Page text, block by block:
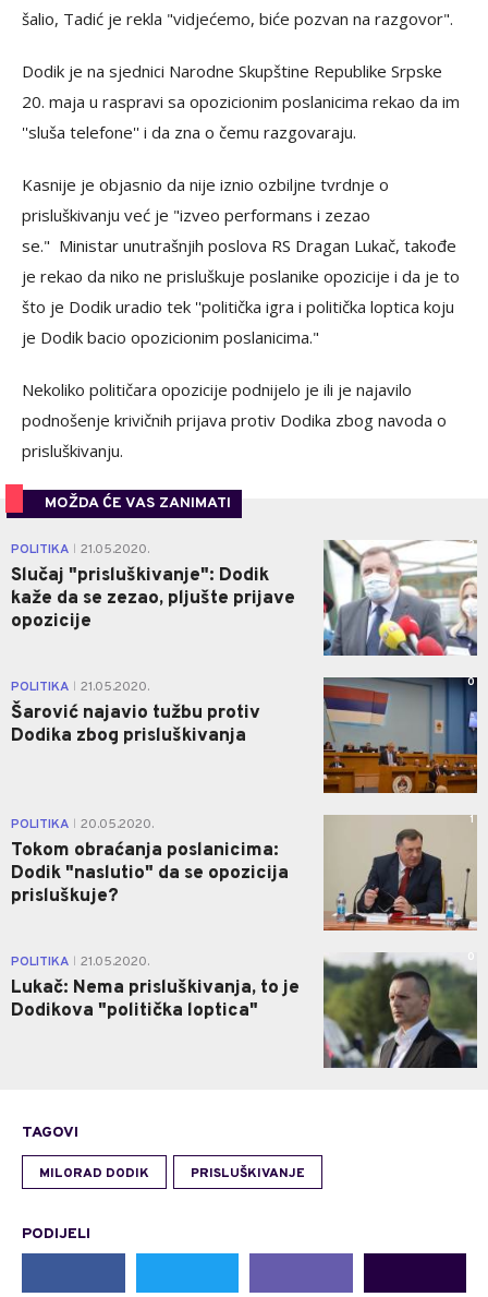
šalio, Tadić je rekla "vidjećemo, biće pozvan na razgovor".
Dodik je na sjednici Narodne Skupštine Republike Srpske
20. maja u raspravi sa opozicionim poslanicima rekao da im
''sluša telefone'' i da zna o čemu razgovaraju.
Kasnije je objasnio da nije iznio ozbiljne tvrdnje o
prisluškivanju već je "izveo performans i zezao
se." Ministar unutrašnjih poslova RS Dragan Lukač, takođe
je rekao da niko ne prisluškuje poslanike opozicije i da je to
što je Dodik uradio tek ''politička igra i politička loptica koju
je Dodik bacio opozicionim poslanicima."
Nekoliko političara opozicije podnijelo je ili je najavilo
podnošenje krivičnih prijava protiv Dodika zbog navoda o
prisluškivanju.
MOŽDA ĆE VAS ZANIMATI
POLITIKA 21.05.2020.
Slučaj "prisluškivanje": Dodik
kaže da se zezao, pljušte prijave
opozicije
2
POLITIKA 21.05.2020.
Šarović najavio tužbu protiv
Dodika zbog prisluškivanja
0
POLITIKA 20.05.2020.
Tokom obraćanja poslanicima:
Dodik "naslutio" da se opozicija
prisluškuje?
1
POLITIKA 21.05.2020.
Lukač: Nema prisluškivanja, to je
Dodikova "politička loptica"
0
TAGOVI
MILORAD DODIK PRISLUŠKIVANJE
PODIJELI